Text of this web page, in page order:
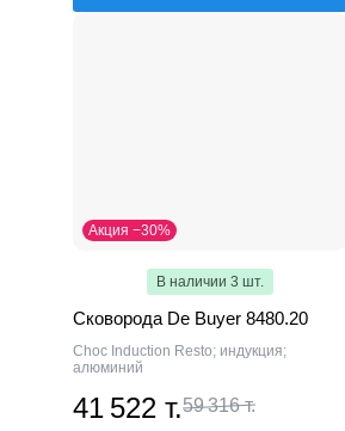
Акция −30%
В наличии 3 шт.
Сковорода De Buyer 8480.20
Choc Induction Resto; индукция;
алюминий
41 522 т.59 316 т.